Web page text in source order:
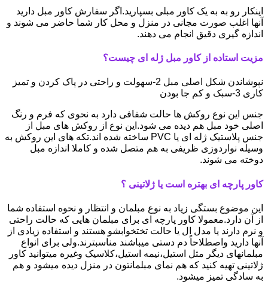
اینکار رو به به یک کاور مبلی بسپارید.اگر سفارش کاور مبل دارید
آنها اغلب صورت مجانی در منزل و محل کار شما حاضر می شوند و
اندازه گیری دقیق انجام می دهند.
مزیت استاده از کاور مبل ژله ای چیست؟
نپوشاندن شکل اصلی مبل 2-سهولت و راحتی در پاک کردن و تمیز
کاری 3-سبک و کم جا بودن
جنس این نوع روکش ها حالت شفافی دارد به نحوی که فرم و رنگ
اصلی خود مبل هم دیده می شود.این نوع از روکش های مبل از
جنس پلاستیک ژله ای یا PVC ساخته شده اند.تکه های این روکش به
وسیله نواردوزی ظریفی به هم متصل شده و کاملا اندازه مبل
دوخته می شوند.
کاور پارچه ای بهتره است یا ژلاتینی ؟
این موضوع بستگی زیاد به نوع مبلمان و انتظار و نحوه استفاده شما
از آن دارد.معمولا کاور پارچه ای برای مبلمان هایی که حالت راحتی
و نرم دارند یا مدل ال یا حالت تختخوابشو هستند و استفاده زیادی از
آنها دارید واصطلاحاً دم دستی میباشند مناسبترند.ولی برای انواع
مبلمانهای دیگر مثل استیل،نیمه استیل،کلاسیک وغیره میتوانید کاور
ژلاتینی تهیه کنید که هم نمای مبلمانتون در منزل دیده میشود و هم
به سادگی تمیز میشود.